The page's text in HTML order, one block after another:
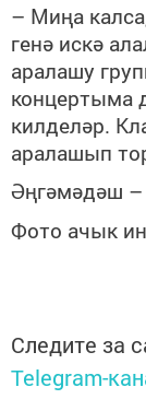
– Миңа
генә искә
аралашу
концертыма
килделәр.
аралашып
Әңгәмәдәш –
Фото ачык
Следите за
Telegram-